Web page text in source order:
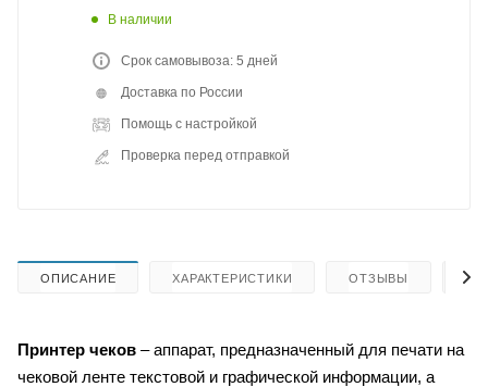
В наличии
Срок самовывоза: 5 дней
Доставка по России
Помощь с настройкой
Проверка перед отправкой
ОПИСАНИЕ ХАРАКТЕРИСТИКИ ОТЗЫВЫ
Принтер чеков – аппарат, предназначенный для печати на
чековой ленте текстовой и графической информации, а